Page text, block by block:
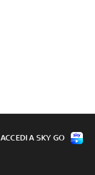
ACCEDI A SKY GO